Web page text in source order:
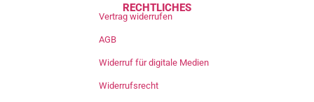
RECHTLICHES
Vertrag widerrufen
AGB
Widerruf für digitale Medien
Widerrufsrecht